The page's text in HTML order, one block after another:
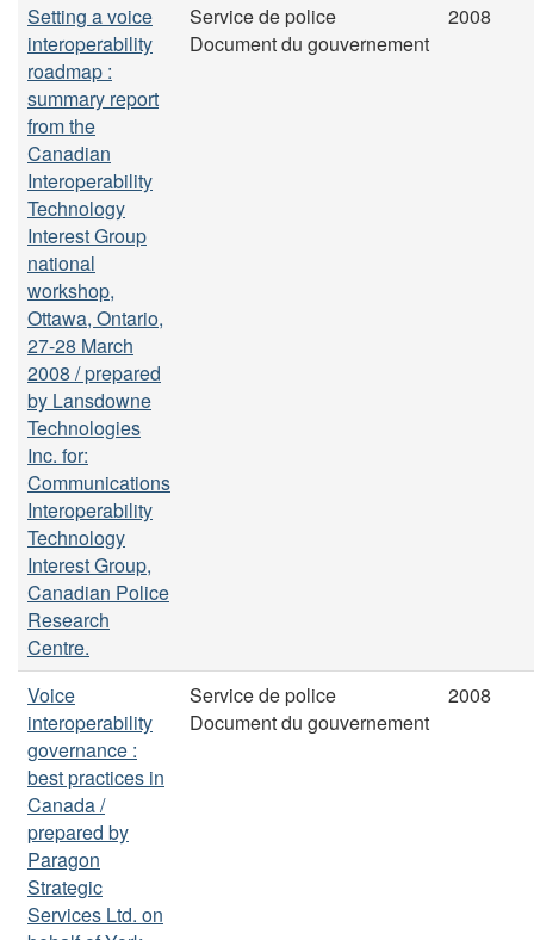
Setting a voice
interoperability
roadmap :
summary report
from the
Canadian
Interoperability
Technology
Interest Group
national
workshop,
Ottawa, Ontario,
27-28 March
2008 / prepared
by Lansdowne
Technologies
Inc. for:
Communications
Interoperability
Technology
Interest Group,
Canadian Police
Research
Centre.
Service de police
Document du gouvernement
2008
Voice
interoperability
governance :
best practices in
Canada /
prepared by
Paragon
Strategic
Services Ltd. on
Service de police
Document du gouvernement
2008